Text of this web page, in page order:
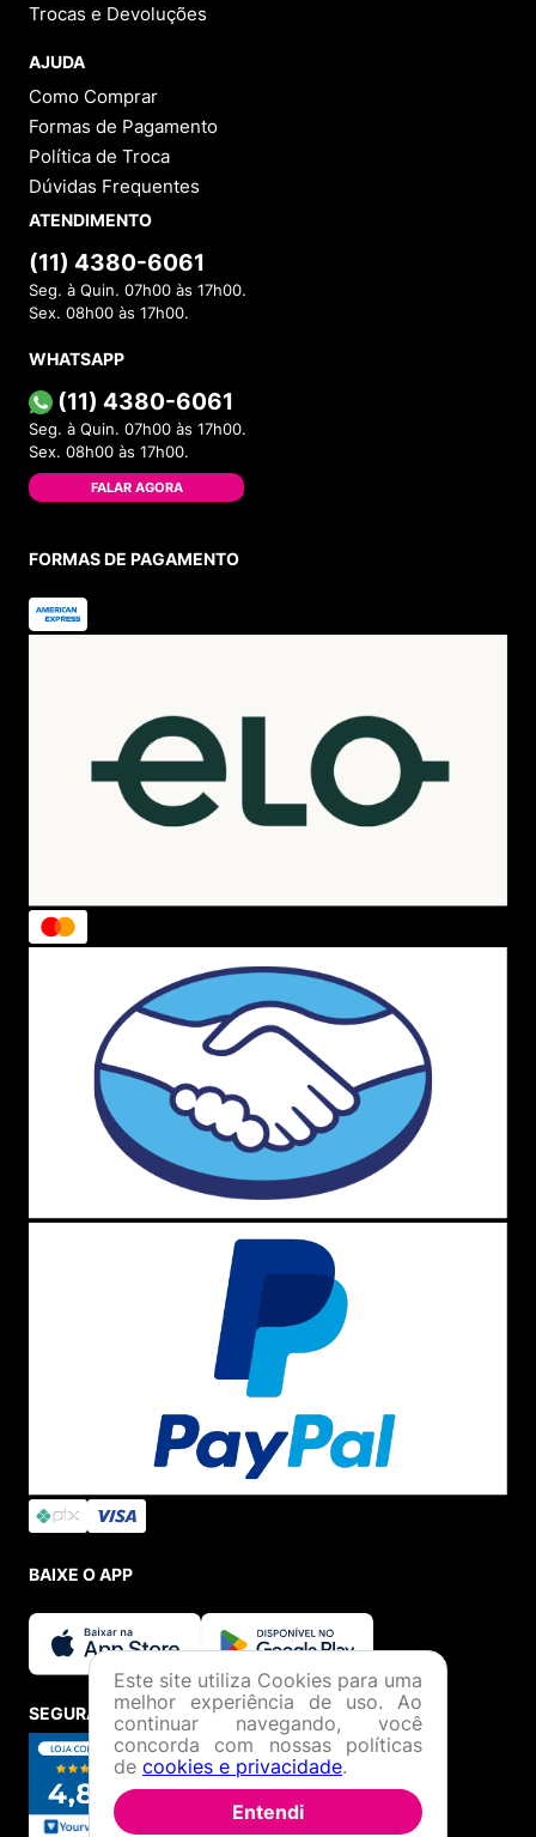
Trocas e Devoluções
AJUDA
Como Comprar
Formas de Pagamento
Política de Troca
Dúvidas Frequentes
ATENDIMENTO
(11) 4380-6061
Seg. à Quin. 07h00 às 17h00.
Sex. 08h00 às 17h00.
WHATSAPP
(11) 4380-6061
Seg. à Quin. 07h00 às 17h00.
Sex. 08h00 às 17h00.
FALAR AGORA
FORMAS DE PAGAMENTO
BAIXE O APP
SEGURANÇA E CREDIBILIDADE
Este site utiliza Cookies para uma
melhor experiência de uso. Ao
continuar navegando, você
concorda com nossas políticas
de cookies e privacidade.
Entendi